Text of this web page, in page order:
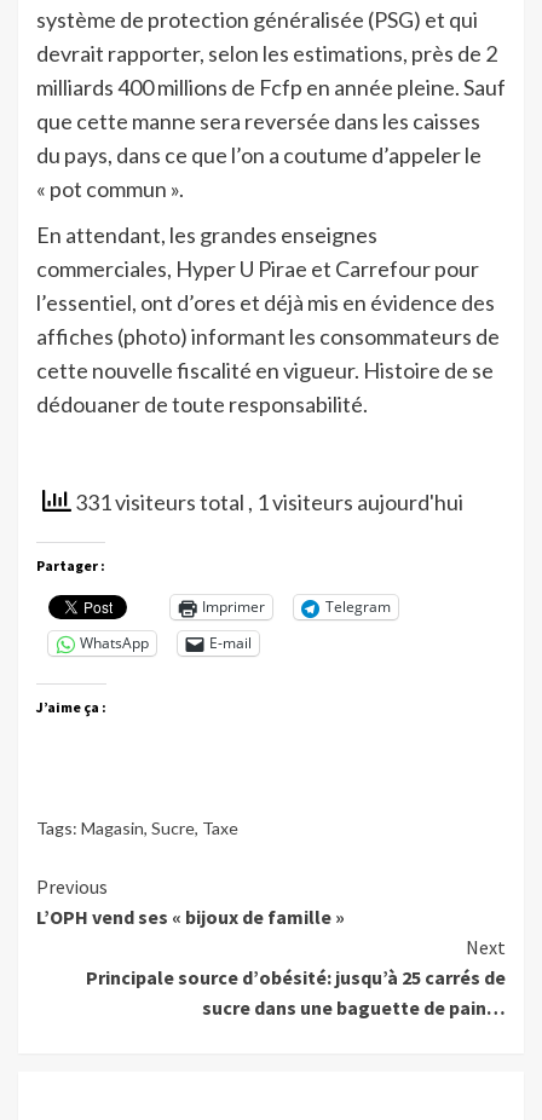
système de protection généralisée (PSG) et qui
devrait rapporter, selon les estimations, près de 2
milliards 400 millions de Fcfp en année pleine. Sauf
que cette manne sera reversée dans les caisses
du pays, dans ce que l’on a coutume d’appeler le
« pot commun ».
En attendant, les grandes enseignes
commerciales, Hyper U Pirae et Carrefour pour
l’essentiel, ont d’ores et déjà mis en évidence des
affiches (photo) informant les consommateurs de
cette nouvelle fiscalité en vigueur. Histoire de se
dédouaner de toute responsabilité.
331 visiteurs total , 1 visiteurs aujourd'hui
Partager :
Imprimer
Telegram
WhatsApp
E-mail
J’aime ça :
Tags: Magasin, Sucre, Taxe
Continue
Reading
Previous
L’OPH vend ses « bijoux de famille »
Next
Principale source d’obésité: jusqu’à 25 carrés de
sucre dans une baguette de pain…